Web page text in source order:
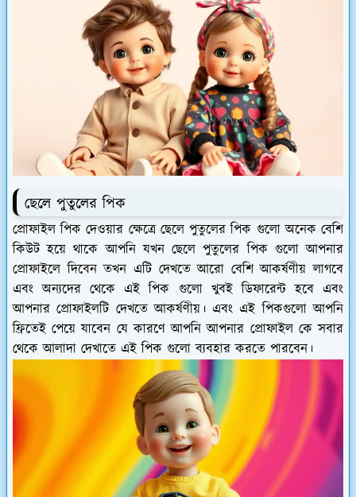
ছেলে পুতুলের পিক
প্রোফাইল পিক দেওয়ার ক্ষেত্রে ছেলে পুতুলের পিক গুলো অনেক বেশি
কিউট হয়ে থাকে আপনি যখন ছেলে পুতুলের পিক গুলো আপনার
প্রোফাইলে দিবেন তখন এটি দেখতে আরো বেশি আকর্ষণীয় লাগবে
এবং অন্যদের থেকে এই পিক গুলো খুবই ডিফারেন্ট হবে এবং
আপনার প্রোফাইলটি দেখতে আকর্ষণীয়। এবং এই পিকগুলো আপনি
ফ্রিতেই পেয়ে যাবেন যে কারণে আপনি আপনার প্রোফাইল কে সবার
থেকে আলাদা দেখাতে এই পিক গুলো ব্যবহার করতে পারবেন।